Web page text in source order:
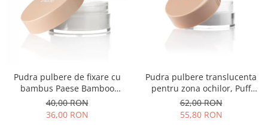
Pudra pulbere de fixare cu
bambus Paese Bamboo
Powder - 5g
40,00 RON
36,00 RON
Pudra pulbere translucenta
pentru zona ochilor, Puff
Cloud 5,3g
62,00 RON
55,80 RON